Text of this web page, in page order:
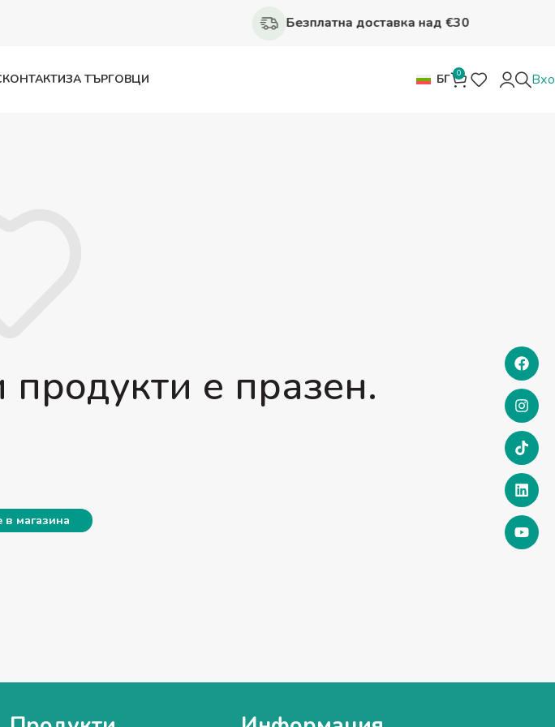
КОНТАКТИЗА ТЪРГОВЦИ БГ 0
е празен.
магазина
Безплатна доставка над €30